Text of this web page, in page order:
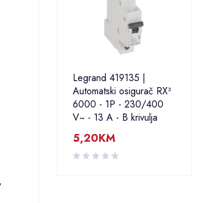
Legrand 419135 |
Automatski osigurač RX³
6000 - 1P - 230/400
V~ - 13 A - B krivulja
5,20KM